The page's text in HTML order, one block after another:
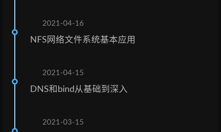
2021-04-16
NFS网络文件系统基本应用
2021-04-15
DNS和bind从基础到深入
2021-03-15